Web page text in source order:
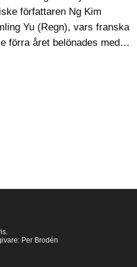
författaren Ng Kim
Yu (Regn), vars franska
förra året belönades med
Per Brodén